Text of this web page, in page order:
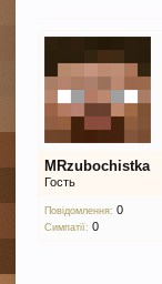
MRzubochistka
Гость
Повідомлення: 0
Симпатії: 0